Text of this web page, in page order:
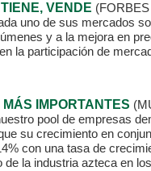
VENDE
uno de sus mercados
y a la mejora en
la participación de
IMPORTANTES
pool de empresas
su crecimiento en
con una tasa de
de la industria azteca en